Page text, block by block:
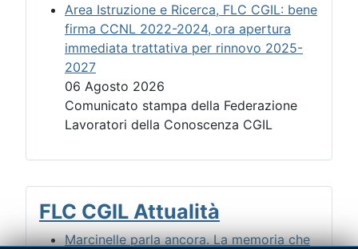
FLC CGIL Attualità
Marcinelle parla ancora. La memoria che
Area Istruzione e Ricerca, FLC CGIL: bene
firma CCNL 2022-2024, ora apertura
immediata trattativa per rinnovo 2025-
2027
06 Agosto 2026
Comunicato stampa della Federazione
Lavoratori della Conoscenza CGIL